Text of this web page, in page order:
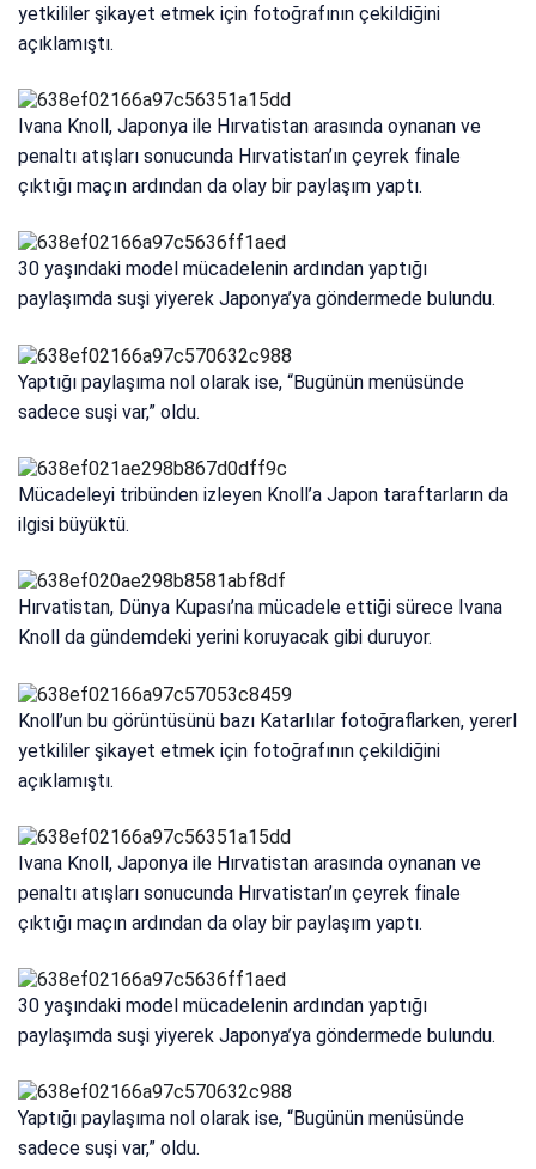
yetkililer şikayet etmek için fotoğrafının çekildiğini
açıklamıştı.
Ivana Knoll, Japonya ile Hırvatistan arasında oynanan ve
penaltı atışları sonucunda Hırvatistan’ın çeyrek finale
çıktığı maçın ardından da olay bir paylaşım yaptı.
30 yaşındaki model mücadelenin ardından yaptığı
paylaşımda suşi yiyerek Japonya’ya göndermede bulundu.
Yaptığı paylaşıma nol olarak ise, “Bugünün menüsünde
sadece suşi var,” oldu.
Mücadeleyi tribünden izleyen Knoll’a Japon taraftarların da
ilgisi büyüktü.
Hırvatistan, Dünya Kupası’na mücadele ettiği sürece Ivana
Knoll da gündemdeki yerini koruyacak gibi duruyor.
Knoll’un bu görüntüsünü bazı Katarlılar fotoğraflarken, yererl
yetkililer şikayet etmek için fotoğrafının çekildiğini
açıklamıştı.
Ivana Knoll, Japonya ile Hırvatistan arasında oynanan ve
penaltı atışları sonucunda Hırvatistan’ın çeyrek finale
çıktığı maçın ardından da olay bir paylaşım yaptı.
30 yaşındaki model mücadelenin ardından yaptığı
paylaşımda suşi yiyerek Japonya’ya göndermede bulundu.
Yaptığı paylaşıma nol olarak ise, “Bugünün menüsünde
sadece suşi var,” oldu.